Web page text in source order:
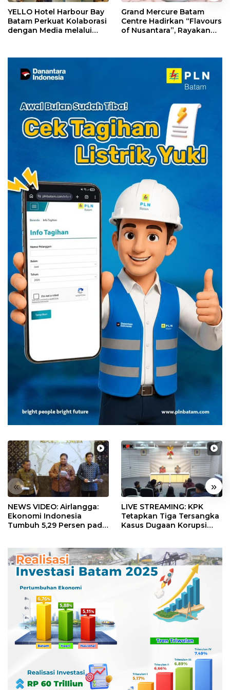
YELLO Hotel Harbour Bay
Batam Perkuat Kolaborasi
dengan Media melalui
Grand Mercure Batam
Centre Hadirkan “Flavours
of Nusantara”, Rayakan
« »
NEWS VIDEO: Airlangga:
Ekonomi Indonesia
Tumbuh 5,29 Persen pada
LIVE STREAMING: KPK
Tetapkan Tiga Tersangka
Kasus Dugaan Korupsi